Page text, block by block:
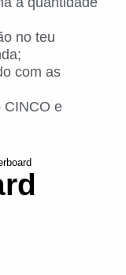
no teu
com as
CINCO e